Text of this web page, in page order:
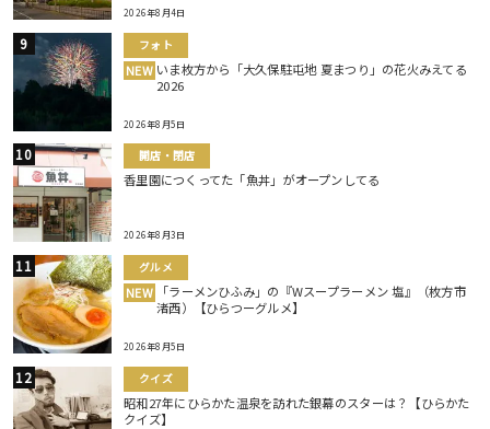
2026年8月4日
フォト
NEW いま枚方から「大久保駐屯地 夏まつり」の花火みえてる
2026
2026年8月5日
開店・閉店
香里園につくってた「魚丼」がオープンしてる
2026年8月3日
グルメ
NEW
「ラーメンひふみ」の『Wスープラーメン 塩』（枚方市
渚西）【ひらつーグルメ】
2026年8月5日
クイズ
昭和27年にひらかた温泉を訪れた銀幕のスターは？【ひらかた
クイズ】